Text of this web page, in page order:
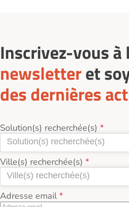
Inscrivez-vous à
newsletteret
des dernières
Solution(s) recherchée(s)
Ville(s) recherchée(s)
Adresse email